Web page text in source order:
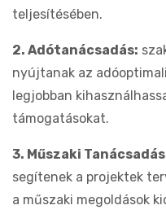
teljesítésében.
2. Adótanácsadás:
nyújtanak az
legjobban
támogatásokat.
3. Műszaki
segítenek a projektek
a műszaki megoldások